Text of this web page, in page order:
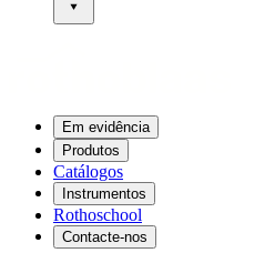
Em evidência
Produtos
Catálogos
Instrumentos
Rothoschool
Contacte-nos